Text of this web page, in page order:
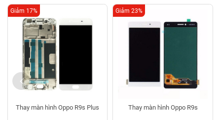
Thay màn hình Oppo R9s Plus
Giảm 17%
Thay màn hình Oppo R9s
Giảm 23%